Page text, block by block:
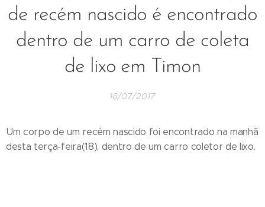
de recém nascido é encontrado
dentro de um carro de coleta
de lixo em Timon
18/07/2017
Um corpo de um recém nascido foi encontrado na manhã
desta terça-feira(18), dentro de um carro coletor de lixo.